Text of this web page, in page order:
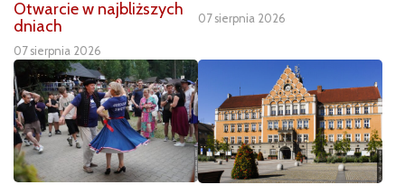
Otwarcie w najbliższych
dniach
07 sierpnia 2026
07 sierpnia 2026